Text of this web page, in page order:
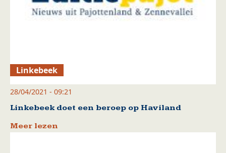
Linkebeek
28/04/2021 - 09:21
Linkebeek doet een beroep op Haviland
Meer lezen